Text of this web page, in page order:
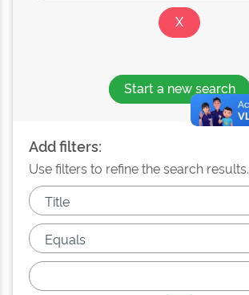
Start a new search
Add filters:
Use filters to refine the search results.